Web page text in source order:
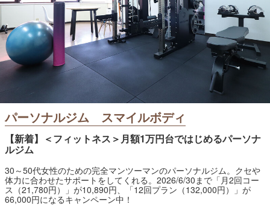
パーソナルジム スマイルボディ
【新着】＜フィットネス＞月額1万円台ではじめるパーソナ
ルジム
30～50代女性のための完全マンツーマンのパーソナルジム。クセや
体力に合わせたサポートをしてくれる。2026/6/30まで「月2回コー
ス（21,780円）」が10,890円、「12回プラン（132,000円）」が
66,000円になるキャンペーン中！